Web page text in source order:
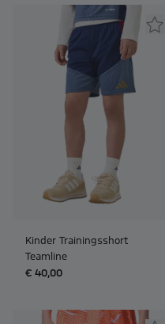
Kinder Trainingsshort
Teamline
€ 40,00